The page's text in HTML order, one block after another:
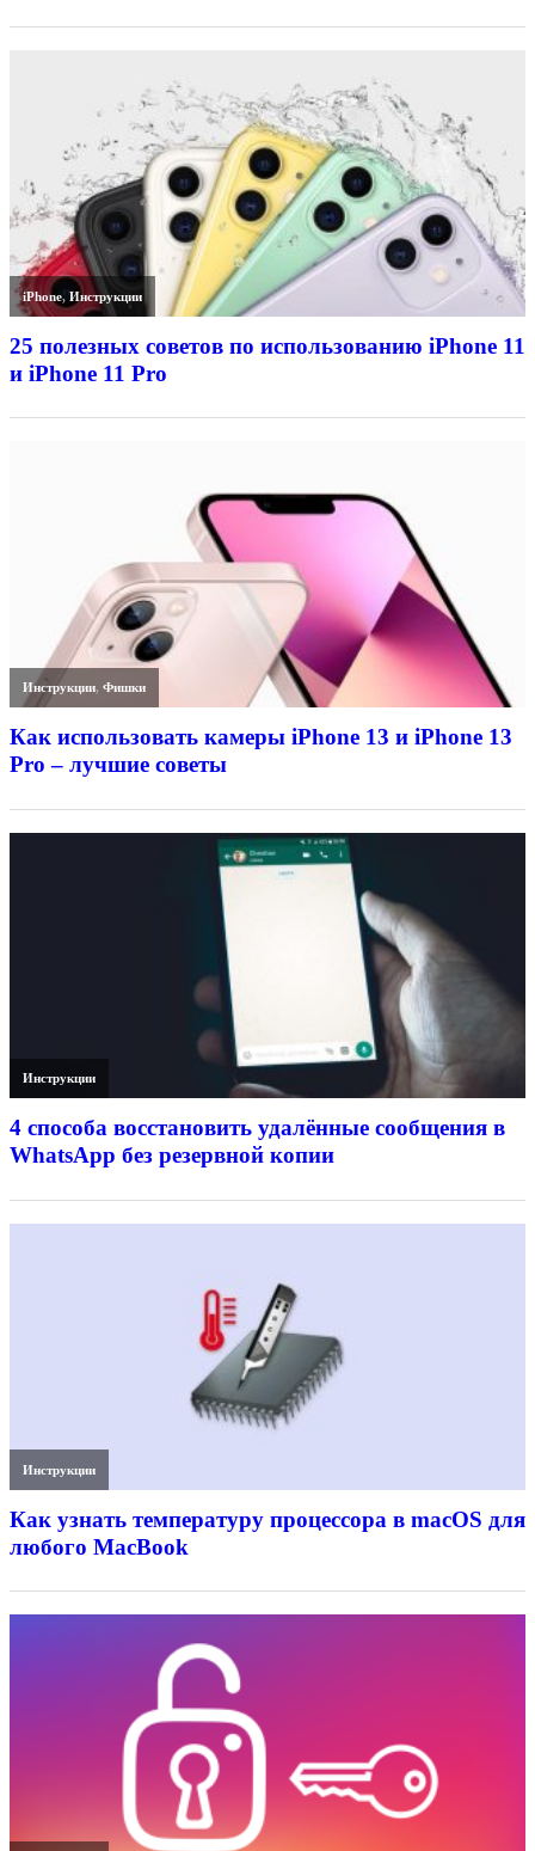
iPhone,Инструкции
25 полезных советов по использованию iPhone 11
и iPhone 11 Pro
Инструкции,Фишки
Как использовать камеры iPhone 13 и iPhone 13
Pro – лучшие советы
Инструкции
4 способа восстановить удалённые сообщения в
WhatsApp без резервной копии
Инструкции
Как узнать температуру процессора в macOS для
любого MacBook